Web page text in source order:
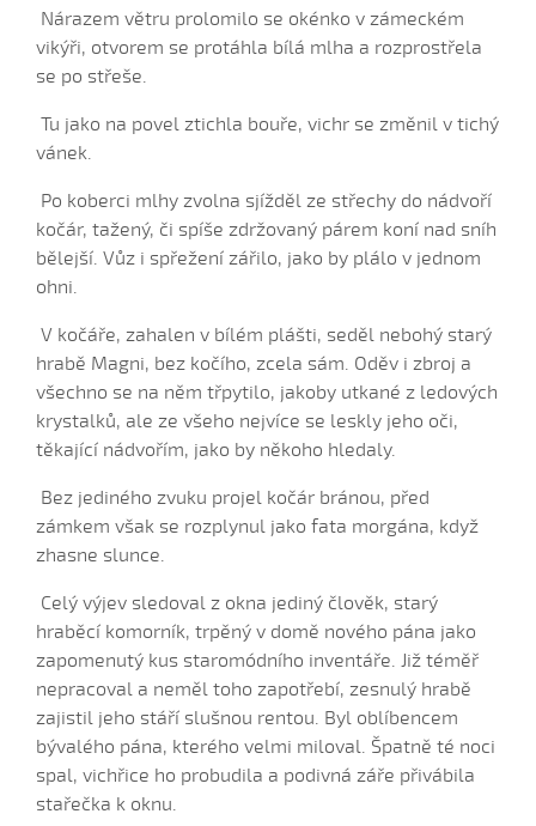
Hopaj hop, hopaj hop
Hore ňú, dole ňú
Hrajte ně husličky (Antonín Bruštík, 2006)
Hrajte ně husličky (Jakub Šustr, 2004)
Hrajte ně husličky (Marek Kuruc, 2014)
Hrajte ně husličky (Matouš Orlovský, 2017)
Hromy bijú a déšť
Hromy bijú a déšť prší...
Hromy bijú a déšť prší leje sa (Patrik Matušina, 2010)
Hubočí, hubočí
Husári, husári...
Ide forman dolinú
Ideme, ideme...
Já bych sa vdávala (Lucie Rybnikářová, 2008)
Já su ráda (Gabriela Krchňáčková, 2010)
Já su ráda (Jana Matějíčková, 2009)
Já su ráda (Lucie Vaculková, 2016)
Já su ráda (Renata Šťastná, 2006)
Já su ráda (Vystrčilová Žaneta, 2007)
Já su synek z Debrecína (Daniel Bruštík, 2010)
Nárazem větru prolomilo se okénko v zámeckém
vikýři, otvorem se protáhla bílá mlha a rozprostřela
se po střeše.
Tu jako na povel ztichla bouře, vichr se změnil v tichý
vánek.
Po koberci mlhy zvolna sjížděl ze střechy do nádvoří
kočár, tažený, či spíše zdržovaný párem koní nad sníh
bělejší. Vůz i spřežení zářilo, jako by plálo v jednom
ohni.
V kočáře, zahalen v bílém plášti, seděl nebohý starý
hrabě Magni, bez kočího, zcela sám. Oděv i zbroj a
všechno se na něm třpytilo, jakoby utkané z ledových
krystalků, ale ze všeho nejvíce se leskly jeho oči,
těkající nádvořím, jako by někoho hledaly.
Bez jediného zvuku projel kočár bránou, před
zámkem však se rozplynul jako fata morgána, když
zhasne slunce.
Celý výjev sledoval z okna jediný člověk, starý
hraběcí komorník, trpěný v domě nového pána jako
zapomenutý kus staromódního inventáře. Již téměř
nepracoval a neměl toho zapotřebí, zesnulý hrabě
zajistil jeho stáří slušnou rentou. Byl oblíbencem
bývalého pána, kterého velmi miloval. Špatně té noci
spal, vichřice ho probudila a podivná záře přivábila
stařečka k oknu.